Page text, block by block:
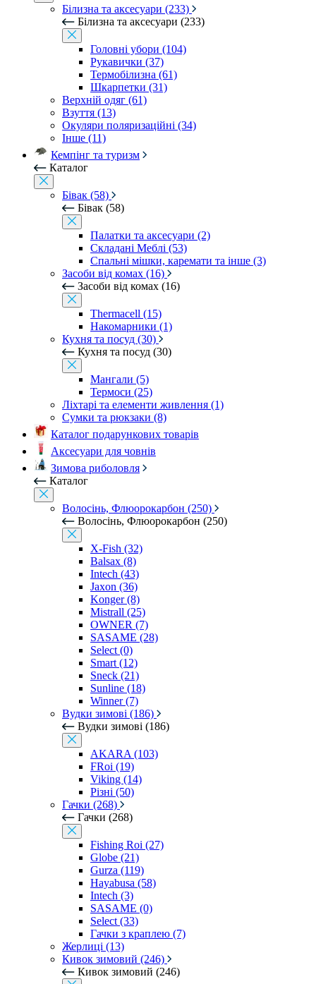
Білизна та аксесуари (233)
Білизна та аксесуари (233)
Головні убори (104)
Рукавички (37)
Термобілизна (61)
Шкарпетки (31)
Верхній одяг (61)
Взуття (13)
Окуляри поляризаційні (34)
Інше (11)
Кемпінг та туризм
Каталог
Бівак (58)
Бівак (58)
Палатки та аксесуари (2)
Складані Меблі (53)
Спальні мішки, каремати та інше (3)
Засоби від комах (16)
Засоби від комах (16)
Thermacell (15)
Накомарники (1)
Кухня та посуд (30)
Кухня та посуд (30)
Мангали (5)
Термоси (25)
Ліхтарі та елементи живлення (1)
Сумки та рюкзаки (8)
Каталог подарункових товарів
Аксесуари для човнів
Зимова риболовля
Каталог
Волосінь, Флюорокарбон (250)
Волосінь, Флюорокарбон (250)
X-Fish (32)
Balsax (8)
Intech (43)
Jaxon (36)
Konger (8)
Mistrall (25)
OWNER (7)
SASAME (28)
Select (0)
Smart (12)
Sneck (21)
Sunline (18)
Winner (7)
Вудки зимові (186)
Вудки зимові (186)
AKARA (103)
FRoi (19)
Viking (14)
Різні (50)
Гачки (268)
Гачки (268)
Fishing Roi (27)
Globe (21)
Gurza (119)
Hayabusa (58)
Intech (3)
SASAME (0)
Select (33)
Гачки з краплею (7)
Жерлиці (13)
Кивок зимовий (246)
Кивок зимовий (246)